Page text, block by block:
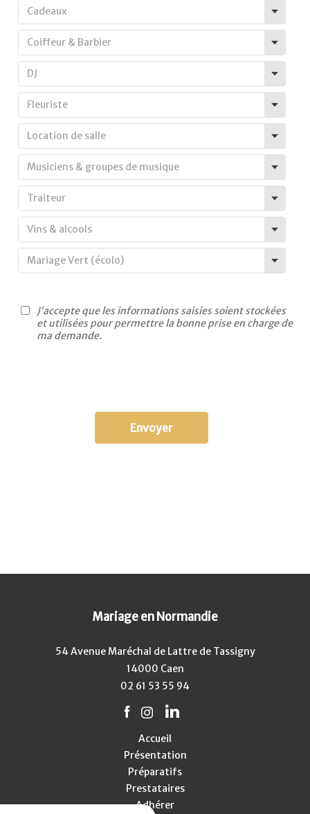
J’accepte que les informations saisies soient stockées
et utilisées pour permettre la bonne prise en charge de
ma demande.
Cadeaux
Coiffeur & Barbier
DJ
Fleuriste
Location de salle
Musiciens & groupes de musique
Traiteur
Vins & alcools
Mariage Vert (écolo)
Mariage en Normandie
54 Avenue Maréchal de Lattre de Tassigny
14000 Caen
02 61 53 55 94
Accueil
Présentation
Préparatifs
Prestataires
Adhérer